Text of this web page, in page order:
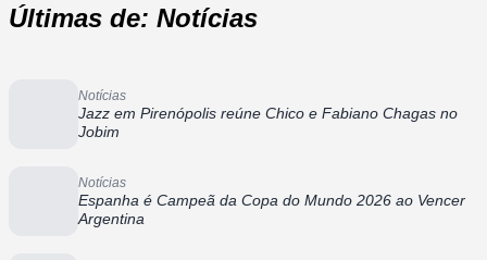
Últimas de: Notícias
Notícias
Jazz em Pirenópolis reúne Chico e Fabiano Chagas no
Jobim
Notícias
Espanha é Campeã da Copa do Mundo 2026 ao Vencer
Argentina